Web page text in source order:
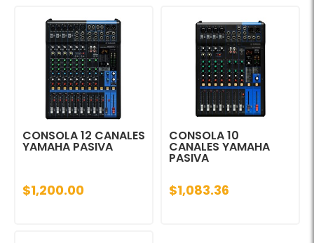
CONSOLA 12 CANALES
YAMAHA PASIVA
$1,200.00
CONSOLA 10
CANALES YAMAHA
PASIVA
$1,083.36